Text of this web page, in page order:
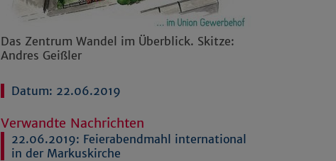
Das Zentrum Wandel im Überblick. Skitze:
Andres Geißler
Datum: 22.06.2019
Verwandte Nachrichten
22.06.2019: Feierabendmahl international
in der Markuskirche